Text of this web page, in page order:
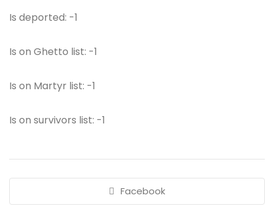
Is deported: -1
Is on Ghetto list: -1
Is on Martyr list: -1
Is on survivors list: -1
Facebook